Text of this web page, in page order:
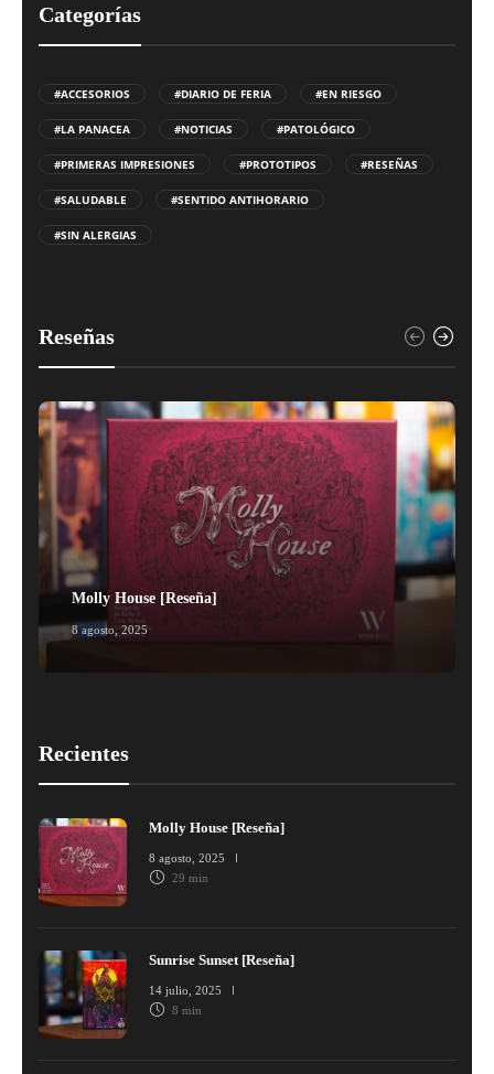
Categorías
#ACCESORIOS #DIARIO DE FERIA #EN RIESGO
#LA PANACEA #NOTICIAS #PATOLÓGICO
#PRIMERAS IMPRESIONES #PROTOTIPOS #RESEÑAS
#SALUDABLE #SENTIDO ANTIHORARIO
#SIN ALERGIAS
Reseñas
Molly House [Reseña]
8 agosto, 2025
Recientes
Molly House [Reseña]
8 agosto, 2025
29 min
Sunrise Sunset [Reseña]
14 julio, 2025
8 min